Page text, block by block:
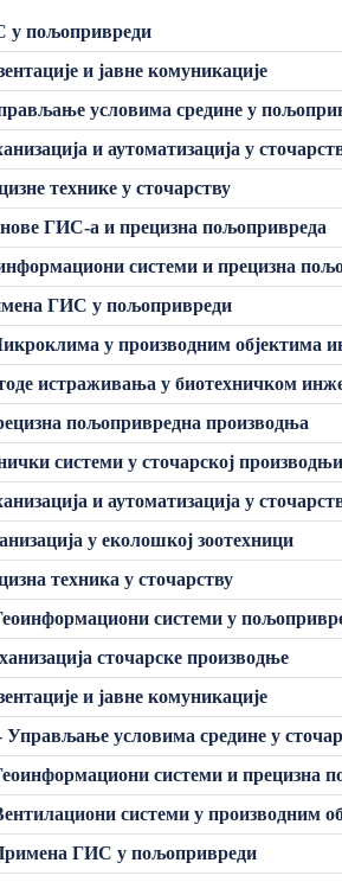
пољопривреди
и јавне комуникације
условима средине у
и аутоматизација у
технике у сточарству
ГИС-а и прецизна пољопривреда
системи и прецизна
ГИС у пољопривреди
у производним објектима
истраживања у биотехничком
пољопривредна производња
системи у сточарској производњи
и аутоматизација у
у еколошкој зоотехници
техника у сточарству
системи у
сточарске производње
и јавне комуникације
условима средине у
системи и прецизна
системи у производним
ГИС у пољопривреди